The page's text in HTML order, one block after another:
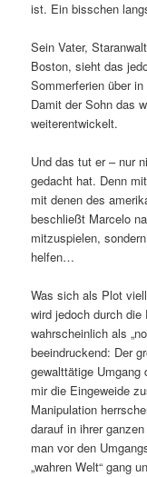
ist. Ein bisschen
Sein Vater,
Boston, sieht das
Sommerferien über
Damit der Sohn das
weiterentwickelt.
Und das tut er – nur
gedacht hat. Denn
mit denen des
beschließt Marcelo
mitzuspielen,
helfen…
Was sich als Plot
wird jedoch durch
wahrscheinlich als
beeindruckend: Der
gewalttätige Umgang
mir die Eingeweide
Manipulation
darauf in ihrer
man vor den
„wahren Welt“ gang